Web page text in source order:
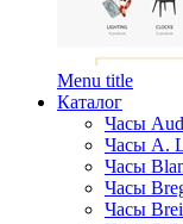
Menu title
Каталог
Часы
Часы A.
Часы
Часы
Часы